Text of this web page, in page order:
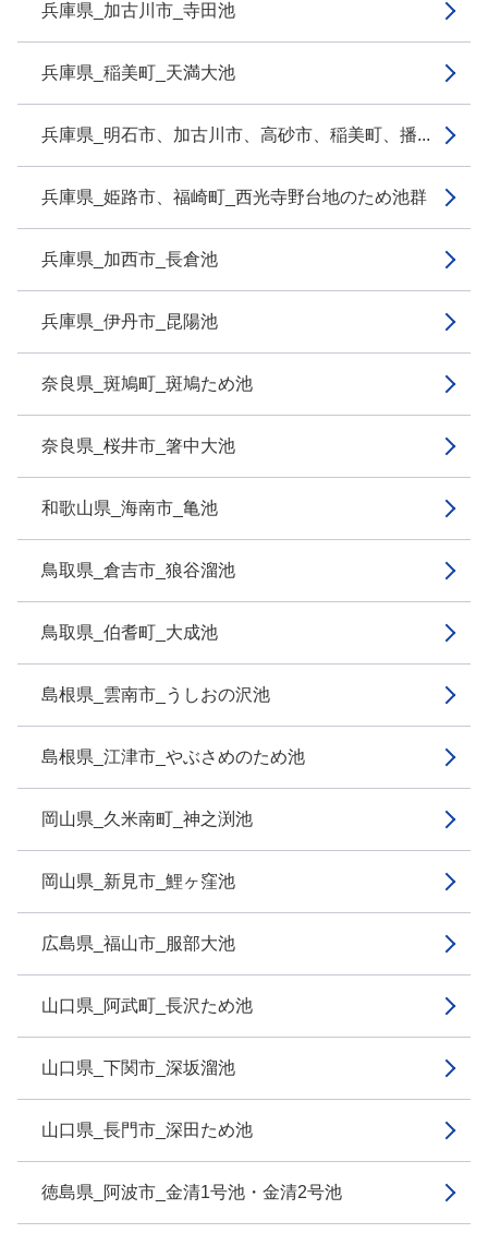
兵庫県_加古川市_寺田池
兵庫県_稲美町_天満大池
兵庫県_明石市、加古川市、高砂市、稲美町、播...
兵庫県_姫路市、福崎町_西光寺野台地のため池群
兵庫県_加西市_長倉池
兵庫県_伊丹市_昆陽池
奈良県_斑鳩町_斑鳩ため池
奈良県_桜井市_箸中大池
和歌山県_海南市_亀池
鳥取県_倉吉市_狼谷溜池
鳥取県_伯耆町_大成池
島根県_雲南市_うしおの沢池
島根県_江津市_やぶさめのため池
岡山県_久米南町_神之渕池
岡山県_新見市_鯉ヶ窪池
広島県_福山市_服部大池
山口県_阿武町_長沢ため池
山口県_下関市_深坂溜池
山口県_長門市_深田ため池
徳島県_阿波市_金清1号池・金清2号池